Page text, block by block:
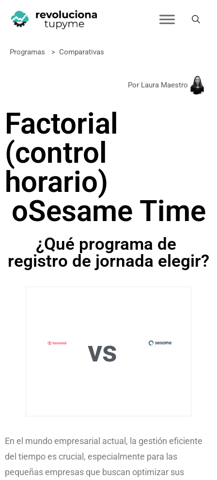
Programas > Comparativas
Por Laura Maestro
Factorial
(control
horario)
oSesame Time
¿Qué programa de
registro de jornada elegir?
vs
En el mundo empresarial actual, la gestión eficiente
del tiempo es crucial, especialmente para las
pequeñas empresas que buscan optimizar sus